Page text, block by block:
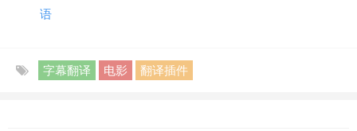
语
字幕翻译 电影 翻译插件